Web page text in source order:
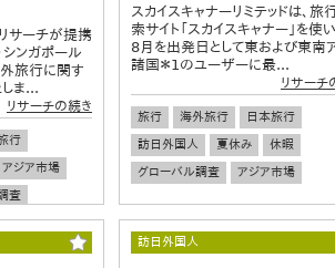
サーチが提携
シンガポール
旅行に関す
ま...
リサーチの続き
行
アジア市場
査
スカイスキャナーリミテッドは、旅
索サイト「スカイスキャナー」を使
8月を出発日として東および東南
諸国＊1のユーザーに最...
リサーチ
旅行 海外旅行
日本旅行
訪日外国人
夏休み
休暇
グローバル調査
アジア市場
訪日外国人